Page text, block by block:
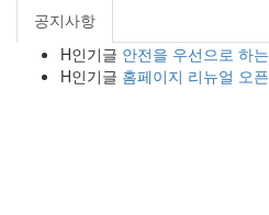
공지사항
H인기글 안전을 우선으로 하는
H인기글 홈페이지 리뉴얼 오픈